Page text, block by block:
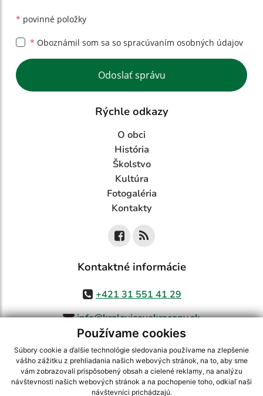
Používame cookies
Súbory cookie a ďalšie technológie sledovania používame na zlepšenie
vášho zážitku z prehliadania našich webových stránok, na to, aby sme
vám zobrazovali prispôsobený obsah a cielené reklamy, na analýzu
návštevnosti našich webových stránok a na pochopenie toho, odkiaľ naši
návštevníci prichádzajú.
* povinné položky
* Oboznámil som sa so spracúvaním osobných údajov
Google reCaptcha Response
Odoslať správu
Rýchle odkazy
O obci
História
Školstvo
Kultúra
Fotogaléria
Kontakty
Kontaktné informácie
+421 31 551 41 29
info@kralovicovekracany.sk
využite možnosť získavania aktuálnych informácií s využitím RSS
CMS systém (redakčný) systém ECHELON 2,Mapa stránok,web portál
webex.digital, s.r.o.,domény,registrácia domény